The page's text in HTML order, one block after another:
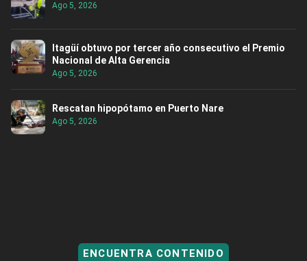
Ago 5, 2026
Itagüí obtuvo por tercer año consecutivo el Premio
Nacional de Alta Gerencia
Ago 5, 2026
Rescatan hipopótamo en Puerto Nare
Ago 5, 2026
ENCUENTRA CONTENIDO